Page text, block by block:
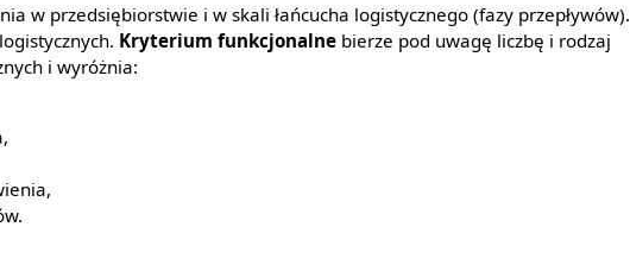
w przedsiębiorstwie i w skali łańcucha logistycznego (fazy przepływów).
Kryterium funkcjonalne bierze pod uwagę liczbę i rodzaj
i wyróżnia: